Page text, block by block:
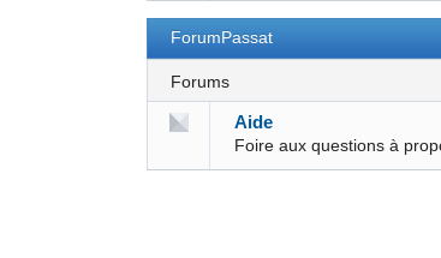
ForumPassat
Forums
Aide
Foire aux questions à